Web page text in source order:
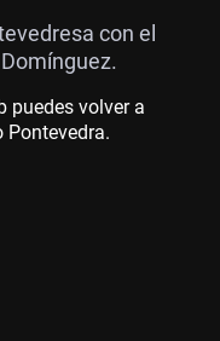
con el
puedes volver a
Pontevedra.